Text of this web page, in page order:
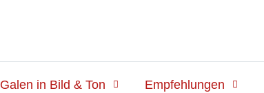
Galen in Bild & Ton Empfehlungen